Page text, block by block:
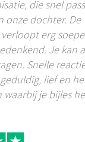
die snel
onze dochter. De
erg
Je kan
Snelle
lief en
waarbij je bijles